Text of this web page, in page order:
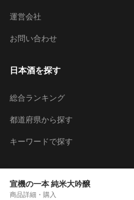
宣機の一本 純米大吟醸
商品詳細・購入
運営会社
お問い合わせ
日本酒を探す
総合ランキング
都道府県から探す
キーワードで探す